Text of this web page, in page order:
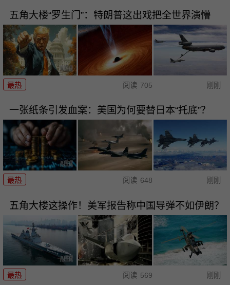
五角大楼“罗生门”：特朗普这出戏把全世界演懵
最热 阅读 705 刚刚
一张纸条引发血案：美国为何要替日本“托底”？
最热 阅读 648 刚刚
五角大楼这操作！美军报告称中国导弹不如伊朗？
最热 阅读 569 刚刚